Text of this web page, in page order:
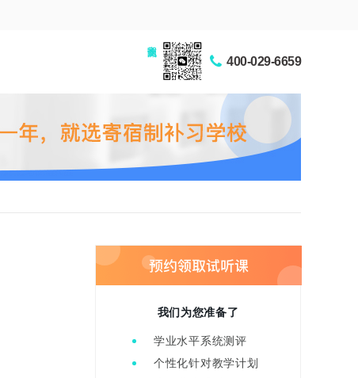
400-029-6659
我们为您准备了
学业水平系统测评
个性化针对教学计划